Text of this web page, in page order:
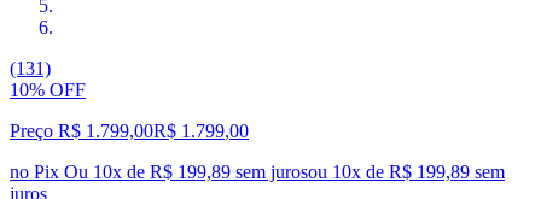
(131)
10% OFF
Preço R$ 1.799,00R$ 1.799,00
no Pix Ou 10x de R$ 199,89 sem jurosou 10x de R$ 199,89 sem
juros